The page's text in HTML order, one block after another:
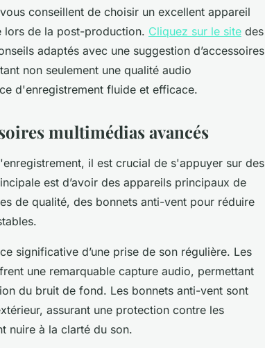
conseillent de choisir un excellent appareil
lors de la post-production. Cliquez sur le site des
adaptés avec une suggestion d’accessoires
non seulement une qualité audio
d'enregistrement fluide et efficace.
multimédias avancés
il est crucial de s'appuyer sur des
est d’avoir des appareils principaux de
de qualité, des bonnets anti-vent pour réduire
significative d’une prise de son régulière. Les
une remarquable capture audio, permettant
du bruit de fond. Les bonnets anti-vent sont
assurant une protection contre les
nuire à la clarté du son.